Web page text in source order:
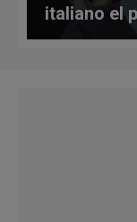
italiano el